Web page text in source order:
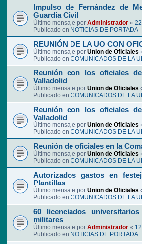
Impulso de Fernández de
Guardia Civil
Último mensaje por Administrador «
Publicado en NOTICIAS DE PORTADA
REUNIÓN DE LA UO CON
Último mensaje por Union de Oficiales
Publicado en COMUNICADOS DE LA
Reunión con los oficiales
Valladolid
Último mensaje por Union de Oficiales
Publicado en COMUNICADOS DE LA
Reunión con los oficiales
Valladolid
Último mensaje por Union de Oficiales
Publicado en COMUNICADOS DE LA
Reunión de oficiales en la
Último mensaje por Union de Oficiales
Publicado en COMUNICADOS DE LA
Autorizados gastos en
Plantillas
Último mensaje por Union de Oficiales
Publicado en COMUNICADOS DE LA
60 licenciados
militares
Último mensaje por Administrador «
Publicado en NOTICIAS DE PORTADA